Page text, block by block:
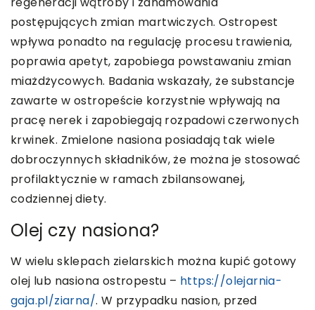
postępujących zmian martwiczych. Ostropest
wpływa ponadto na regulację procesu trawienia,
poprawia apetyt, zapobiega powstawaniu zmian
miażdżycowych. Badania wskazały, że substancje
zawarte w ostropeście korzystnie wpływają na
pracę nerek i zapobiegają rozpadowi czerwonych
krwinek. Zmielone nasiona posiadają tak wiele
dobroczynnych składników, że można je stosować
profilaktycznie w ramach zbilansowanej,
codziennej diety.
Olej czy nasiona?
W wielu sklepach zielarskich można kupić gotowy
olej lub nasiona ostropestu – https://olejarnia-
gaja.pl/ziarna/. W przypadku nasion, przed